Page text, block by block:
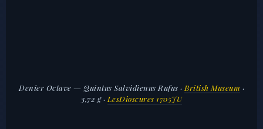
Denier Octave — Quintus Salvidienus Rufus · British Museum ·
3,72 g · LesDioscures 1705JU